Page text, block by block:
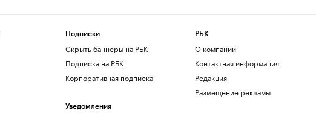
Подписки
Скрыть баннеры на РБК
Подписка на РБК
Корпоративная подписка
Уведомления
РБК
О компании
Контактная информация
Редакция
Размещение рекламы